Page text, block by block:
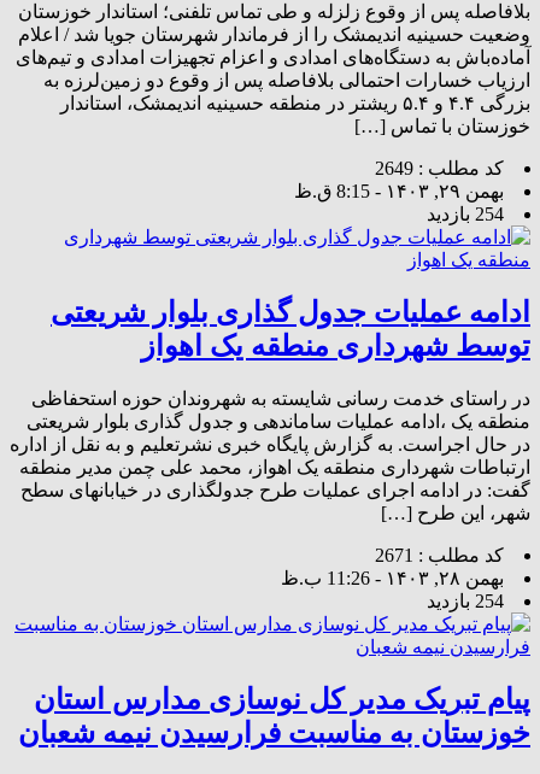
بلافاصله پس از وقوع زلزله و طی تماس تلفنی؛ استاندار خوزستان
وضعیت حسینیه اندیمشک را از فرماندار شهرستان جویا شد / اعلام
آماده‌باش به دستگاه‌های امدادی و اعزام تجهیزات امدادی و تیم‌های
ارزیاب خسارات احتمالی بلافاصله پس از وقوع دو زمین‌لرزه به
بزرگی ۴.۴ و ۵.۴ ریشتر در منطقه حسینیه اندیمشک، استاندار
خوزستان با تماس […]
کد مطلب : 2649
بهمن ۲۹, ۱۴۰۳ - 8:15 ق.ظ
254 بازدید
ادامه عملیات جدول گذاری بلوار شریعتی
توسط شهرداری منطقه یک اهواز
در راستای خدمت رسانی شایسته به شهروندان حوزه استحفاظی
منطقه یک ،ادامه عملیات ساماندهی و جدول گذاری بلوار شریعتی
در حال اجراست. به گزارش پایگاه خبری نشرتعلیم و به نقل از اداره
ارتباطات شهرداری منطقه یک اهواز، محمد علی چمن مدیر منطقه
گفت: در ادامه اجرای عملیات طرح جدولگذاری در خیابانهای سطح
شهر، این طرح […]
کد مطلب : 2671
بهمن ۲۸, ۱۴۰۳ - 11:26 ب.ظ
254 بازدید
پیام تبریک مدیر کل نوسازی مدارس استان
خوزستان به مناسبت فرارسیدن نیمه شعبان